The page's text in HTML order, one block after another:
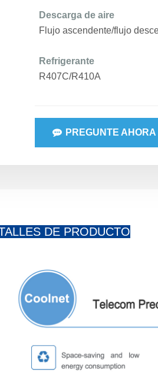
Descarga de aire
Flujo ascendente/flujo
Refrigerante
R407C/R410A
PREGUNTE AHORA
DE PRODUCTO